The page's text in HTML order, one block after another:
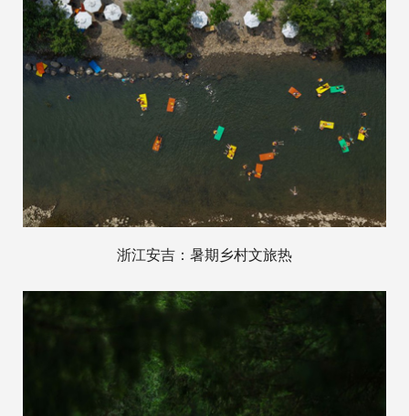
浙江安吉：暑期乡村文旅热